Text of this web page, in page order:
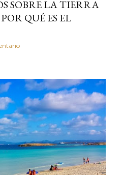
SOBRE LA TIERRA
QUÉ ES EL